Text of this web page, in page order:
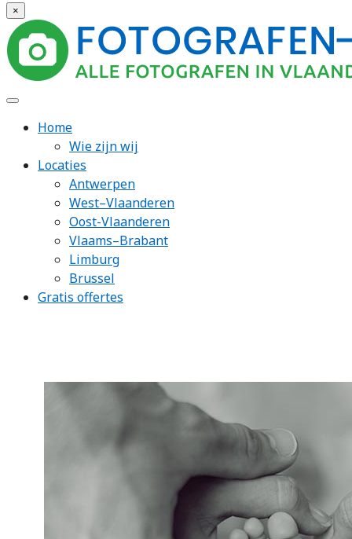
×
Home
Wie zijn wij
Locaties
Antwerpen
West–Vlaanderen
Oost-Vlaanderen
Vlaams–Brabant
Limburg
Brussel
Gratis offertes